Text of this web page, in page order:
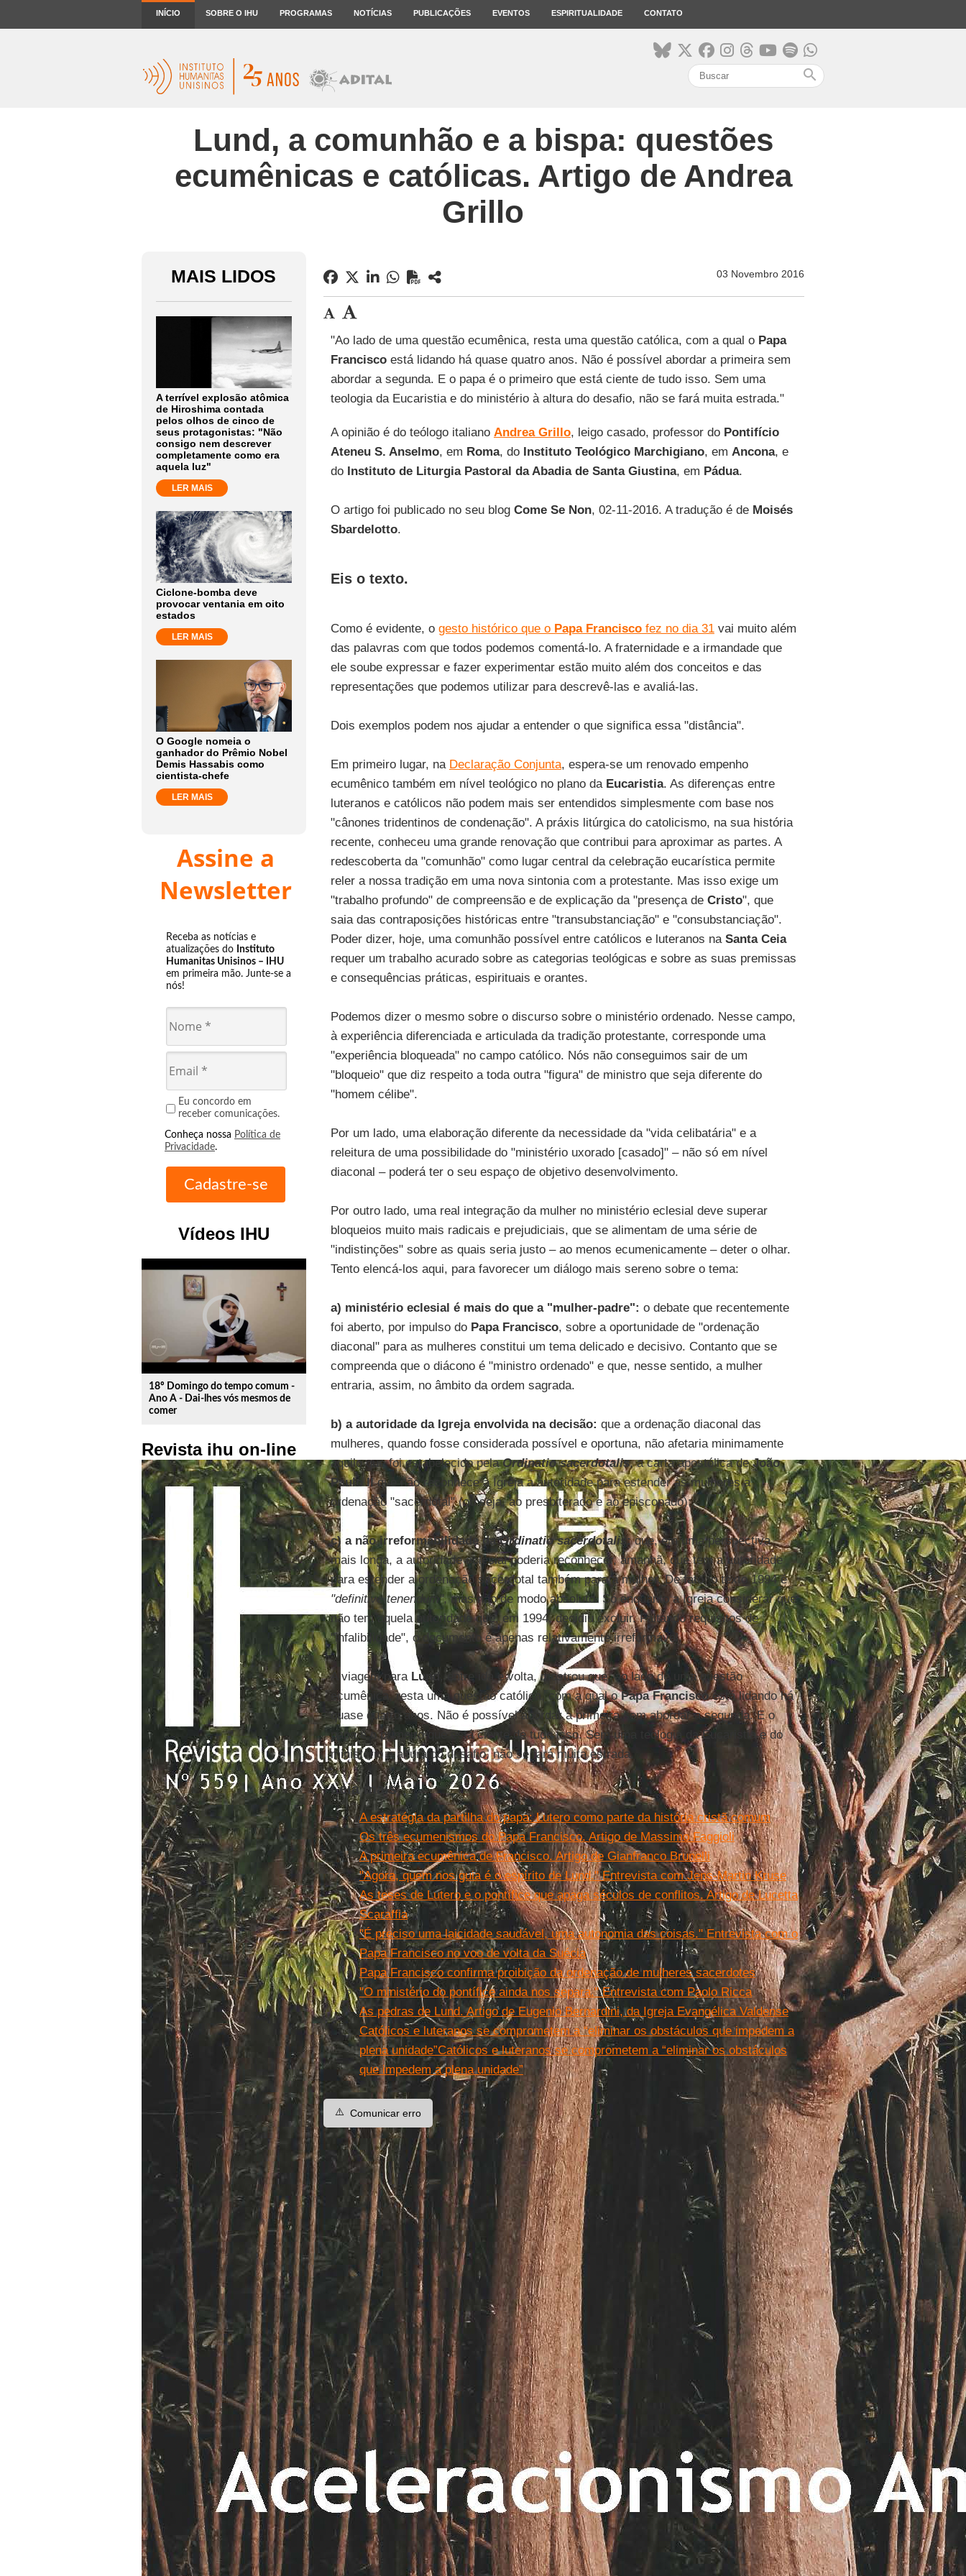
INÍCIO SOBRE O IHU PROGRAMAS NOTÍCIAS PUBLICAÇÕES EVENTOS ESPIRITUALIDADE CONTATO
search
Lund, a comunhão e a bispa: questões
ecumênicas e católicas. Artigo de Andrea
Grillo
MAIS LIDOS
A terrível explosão atômica
de Hiroshima contada
pelos olhos de cinco de
seus protagonistas: "Não
consigo nem descrever
completamente como era
aquela luz"
LER MAIS
Ciclone-bomba deve
provocar ventania em oito
estados
LER MAIS
O Google nomeia o
ganhador do Prêmio Nobel
Demis Hassabis como
cientista-chefe
LER MAIS
Assine a
Newsletter
Receba as notícias e
atualizações do Instituto
Humanitas Unisinos – IHU
em primeira mão. Junte-se a
nós!
Eu concordo em
receber comunicações.
Conheça nossa Política de
Privacidade.
Vídeos IHU
play_circle_outline
18º Domingo do tempo comum -
Ano A - Dai-lhes vós mesmos de
comer
Revista ihu on-line
03 Novembro 2016
"Ao lado de uma questão ecumênica, resta uma questão católica, com a qual o Papa
Franciscoestá lidando há quase quatro anos. Não é possível abordar a primeira sem
abordar a segunda. E o papa é o primeiro que está ciente de tudo isso. Sem uma
teologia da Eucaristia e do ministério à altura do desafio, não se fará muita estrada."
A opinião é do teólogo italiano Andrea Grillo, leigo casado, professor do Pontifício
Ateneu S. Anselmo, em Roma, do Instituto Teológico Marchigiano, em Ancona, e
do Instituto de Liturgia Pastoral da Abadia de Santa Giustina, em Pádua.
O artigo foi publicado no seu blog Come Se Non, 02-11-2016. A tradução é de Moisés
Sbardelotto.
Eis o texto.
Como é evidente, o gesto histórico que o Papa Franciscofez no dia 31vai muito além
das palavras com que todos podemos comentá-lo. A fraternidade e a irmandade que
ele soube expressar e fazer experimentar estão muito além dos conceitos e das
representações que podemos utilizar para descrevê-las e avaliá-las.
Dois exemplos podem nos ajudar a entender o que significa essa "distância".
Em primeiro lugar, na Declaração Conjunta, espera-se um renovado empenho
ecumênico também em nível teológico no plano da Eucaristia. As diferenças entre
luteranos e católicos não podem mais ser entendidos simplesmente com base nos
"cânones tridentinos de condenação". A práxis litúrgica do catolicismo, na sua história
recente, conheceu uma grande renovação que contribui para aproximar as partes. A
redescoberta da "comunhão" como lugar central da celebração eucarística permite
reler a nossa tradição em uma nova sintonia com a protestante. Mas isso exige um
"trabalho profundo" de compreensão e de explicação da "presença de Cristo", que
saia das contraposições históricas entre "transubstanciação" e "consubstanciação".
Poder dizer, hoje, uma comunhão possível entre católicos e luteranos na Santa Ceia
requer um trabalho acurado sobre as categorias teológicas e sobre as suas premissas
e consequências práticas, espirituais e orantes.
Podemos dizer o mesmo sobre o discurso sobre o ministério ordenado. Nesse campo,
à experiência diferenciada e articulada da tradição protestante, corresponde uma
"experiência bloqueada" no campo católico. Nós não conseguimos sair de um
"bloqueio" que diz respeito a toda outra "figura" de ministro que seja diferente do
"homem célibe".
Por um lado, uma elaboração diferente da necessidade da "vida celibatária" e a
releitura de uma possibilidade do "ministério uxorado [casado]" – não só em nível
diaconal – poderá ter o seu espaço de objetivo desenvolvimento.
Por outro lado, uma real integração da mulher no ministério eclesial deve superar
bloqueios muito mais radicais e prejudiciais, que se alimentam de uma série de
"indistinções" sobre as quais seria justo – ao menos ecumenicamente – deter o olhar.
Tento elencá-los aqui, para favorecer um diálogo mais sereno sobre o tema:
a) ministério eclesial é mais do que a "mulher-padre": o debate que recentemente
foi aberto, por impulso do Papa Francisco, sobre a oportunidade de "ordenação
diaconal" para as mulheres constitui um tema delicado e decisivo. Contanto que se
compreenda que o diácono é "ministro ordenado" e que, nesse sentido, a mulher
entraria, assim, no âmbito da ordem sagrada.
b) a autoridade da Igreja envolvida na decisão: que a ordenação diaconal das
mulheres, quando fosse considerada possível e oportuna, não afetaria minimamente
aquilo que foi estabelecido pelaOrdinatio sacerdotalis, a carta apostólica deJoão
Paulo IIque não reconhece à Igreja a autoridade para estender às mulheres a
ordenação "sacerdotal" (ou seja, ao presbiterado e ao episcopado);
c) a não irreformabilidade daOrdinatio sacerdotalis :que, em uma perspectiva
mais longa, a autoridade eclesial poderia reconhecer, amanhã, que tem a autoridade
para estender a ordenação sacerdotal também para a mulher. De fato, o texto 1994 é
"definitive tenendum", mas não de modo absoluto. Só enquanto a Igreja considerar que
não tem aquela autoridade que, em 1994, decidiu excluir. Faltando requisitos de
"infalibilidade", o documento é apenas relativamente irreformável.
A viagem para Lund , entre ida e volta, mostrou que, ao lado de uma questão
ecumênica, resta uma questão católica, com a qual oPapa Franciscoestá lidando há
quase quatro anos. Não é possível abordar a primeira sem abordar a segunda. E o
papa é o primeiro que está ciente de tudo isso. Sem uma teologia da Eucaristia e do
ministério à altura do desafio, não se fará muita estrada.
Leia mais
A estratégia da partilha do papa: Lutero como parte da história cristã comum
Os três ecumenismos do Papa Francisco. Artigo de Massimo Faggioli
A primeira ecumênica de Francisco. Artigo de Gianfranco Brunelli
"Agora, quem nos guia é o espírito de Lund." Entrevista com Jens-Martin Kruse
As teses de Lutero e o pontífice que apaga séculos de conflitos. Artigo de Lucetta
Scaraffia
"É preciso uma laicidade saudável, uma autonomia das coisas." Entrevista com o
Papa Francisco no voo de volta da Suécia
Papa Francisco confirma proibição da ordenação de mulheres sacerdotes
"O ministério do pontífice ainda nos separa." Entrevista com Paolo Ricca
As pedras de Lund. Artigo de Eugenio Bernardini, da Igreja Evangélica Valdense
Católicos e luteranos se comprometem a “eliminar os obstáculos que impedem a
plena unidade”Católicos e luteranos se comprometem a “eliminar os obstáculos
que impedem a plena unidade”
⚠️ Comunicar erro